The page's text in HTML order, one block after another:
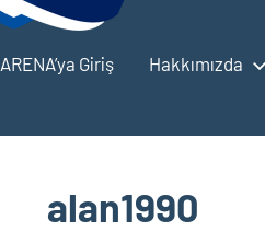
ARENA’ya Giriş Hakkımızda
alan1990